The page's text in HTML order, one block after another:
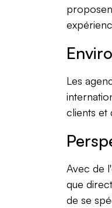
Les
clients et
Avec de
que
de se